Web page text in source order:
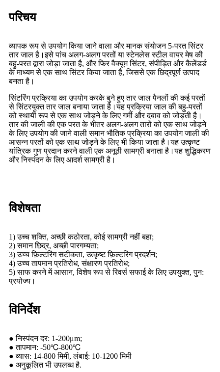
परिचय
व्यापक रूप से उपयोग किया जाने वाला और मानक संयोजन 5-परत सिंटर
तार जाल है।इसे पांच अलग-अलग परतों या स्टेनलेस स्टील वायर मेष की
बहु-परत द्वारा जोड़ा जाता है, और फिर वैक्यूम सिंटर, संपीड़ित और कैलेंडर्ड
के माध्यम से एक साथ सिंटर किया जाता है, जिससे एक छिद्रपूर्ण उत्पाद
बनता है।
सिंटरिंग प्रक्रिया का उपयोग करके बुने हुए तार जाल पैनलों की कई परतों
से सिंटरयुक्त तार जाल बनाया जाता है।यह प्रक्रिया जाल की बहु-परतों
को स्थायी रूप से एक साथ जोड़ने के लिए गर्मी और दबाव को जोड़ती है।
तार की जाली की एक परत के भीतर अलग-अलग तारों को एक साथ जोड़ने
के लिए उपयोग की जाने वाली समान भौतिक प्रक्रिया का उपयोग जाली की
आसन्न परतों को एक साथ जोड़ने के लिए भी किया जाता है।यह उत्कृष्ट
यांत्रिक गुण प्रदान करने वाली एक अनूठी सामग्री बनाता है।यह शुद्धिकरण
और निस्पंदन के लिए आदर्श सामग्री है।
विशेषता
1) उच्च शक्ति, अच्छी कठोरता, कोई सामग्री नहीं बहा;
2) समान छिद्र, अच्छी पारगम्यता;
3) उच्च फ़िल्टरिंग सटीकता, उत्कृष्ट फ़िल्टरिंग प्रदर्शन;
4) उच्च तापमान प्रतिरोध, संक्षारण प्रतिरोध;
5) साफ करने में आसान, विशेष रूप से रिवर्स सफाई के लिए उपयुक्त, पुन:
प्रयोज्य।
विनिर्देश
● निस्पंदन दर: 1-200μm;
● तापमान: -50℃-800℃
● व्यास: 14-800 मिमी, लंबाई: 10-1200 मिमी
● अनुकूलित भी उपलब्ध है.